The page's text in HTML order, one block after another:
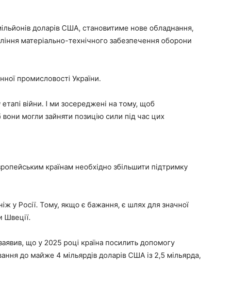
доларів США, становитиме нове обладнання,
матеріально-технічного забезпечення оборони
промисловості України.
війни. І ми зосереджені на тому, щоб
могли зайняти позицію сили під час цих
країнам необхідно збільшити підтримку
у Росії. Тому, якщо є бажання, є шлях для значної
Швеції.
що у 2025 році країна посилить допомогу
до майже 4 мільярдів доларів США із 2,5 мільярда,